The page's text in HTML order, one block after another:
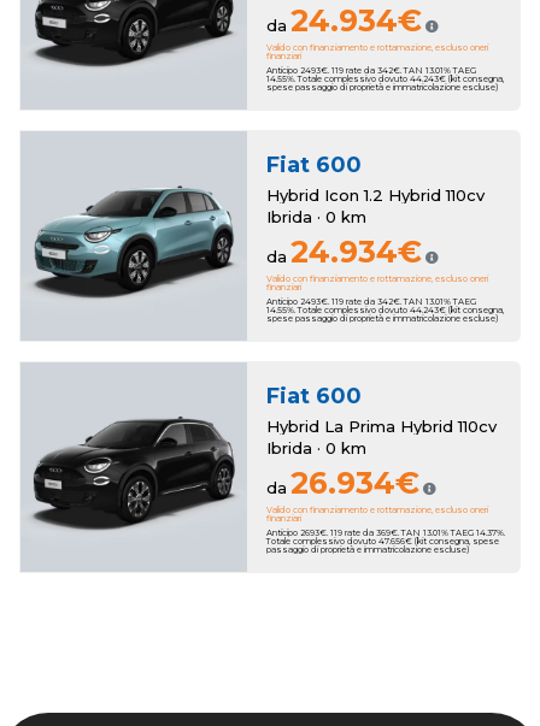
da 24.934€
Valido con finanziamento e rottamazione, escluso oneri
finanziari
Anticipo 2493€. 119 rate da 342€. TAN 13.01% TAEG
14.55%. Totale complessivo dovuto 44.243€ (kit consegna,
spese passaggio di proprietà e immatricolazione escluse)
Fiat 600
Hybrid Icon 1.2 Hybrid 110cv
Ibrida · 0 km
da 24.934€
Valido con finanziamento e rottamazione, escluso oneri
finanziari
Anticipo 2493€. 119 rate da 342€. TAN 13.01% TAEG
14.55%. Totale complessivo dovuto 44.243€ (kit consegna,
spese passaggio di proprietà e immatricolazione escluse)
Fiat 600
Hybrid La Prima Hybrid 110cv
Ibrida · 0 km
da 26.934€
Valido con finanziamento e rottamazione, escluso oneri
finanziari
Anticipo 2693€. 119 rate da 369€. TAN 13.01% TAEG 14.37%.
Totale complessivo dovuto 47.656€ (kit consegna, spese
passaggio di proprietà e immatricolazione escluse)